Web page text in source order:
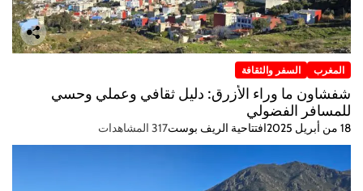
المغرب السفر والثقافة
شفشاون ما وراء الأزرق: دليل ثقافي وعملي وحسي
للمسافر الفضولي
18 من أبريل 2025 افتتاحية الريف بوست317 المشاهدات